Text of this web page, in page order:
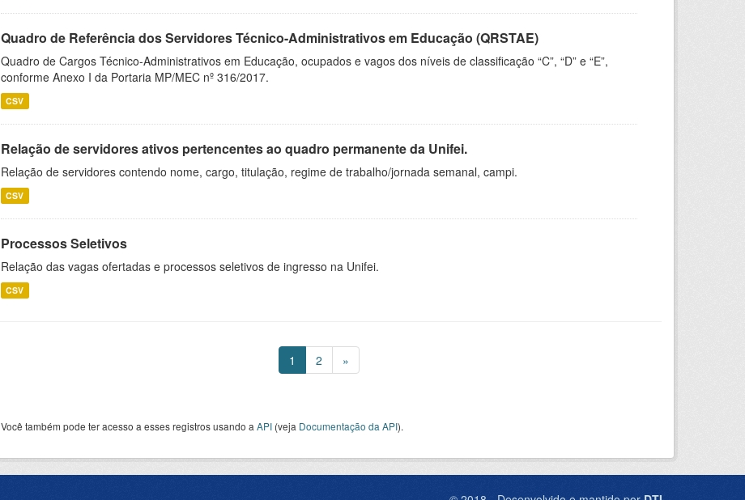
Quadro de Referência dos Servidores Técnico-Administrativos em Educação (QRSTAE)
Quadro de Cargos Técnico-Administrativos em Educação, ocupados e vagos dos níveis de classificação “C”, “D” e “E”,
conforme Anexo I da Portaria MP/MEC nº 316/2017.
CSV
Relação de servidores ativos pertencentes ao quadro permanente da Unifei.
Relação de servidores contendo nome, cargo, titulação, regime de trabalho/jornada semanal, campi.
CSV
Processos Seletivos
Relação das vagas ofertadas e processos seletivos de ingresso na Unifei.
CSV
1 2 »
Você também pode ter acesso a esses registros usando a API (veja Documentação da API).